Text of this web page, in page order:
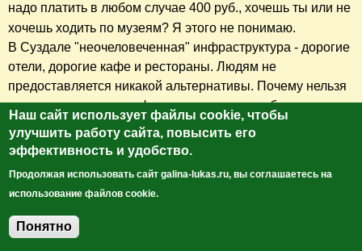
надо платить в любом случае 400 руб., хочешь ты или не
хочешь ходить по музеям? Я этого не понимаю.
В Суздале "неочеловеченная" инфраструктура - дорогие
отели, дорогие кафе и рестораны. Людям не
предоставляется никакой альтернативы. Почему нельзя
открыть доступные кафе, рестораны самообслуживания
наподобие смоленских кафе "Мандариновый гусь",
"Русский двор" и прочее? Почему не открыть хорошие
независимо от дня недели?
Почему Суздаль вымирает вечером? Вымирает! Я
видела. Почему не сделать город более доступным,
привлекательным и располагающим к прогулкам? Зачем
Наш сайт использует файлы cookie, чтобы
улучшить работу сайта, повысить его
эффективность и удобство.
Продолжая использовать сайт galina-lukas.ru, вы соглашаетесь на
использование файлов cookie.
Понятно